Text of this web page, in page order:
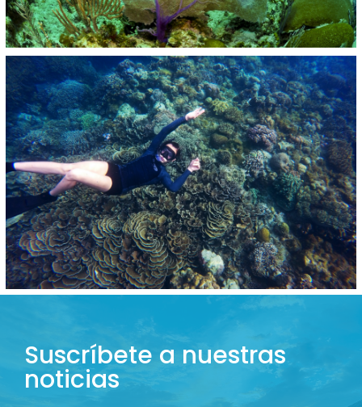
Suscríbete a nuestras
noticias